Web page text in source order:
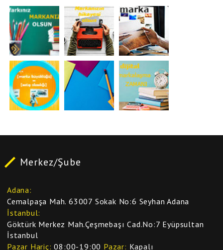
Merkez/Şube
Adana
Cemalpaşa Mah. 63007 Sokak No:6 Seyhan Adana
İstanbul
Göktürk Merkez Mah.Çeşmebaşı Cad.No:7 Eyüpsultan
İstanbul
Pazar Hariç 08:00-19:00 Pazar Kapalı